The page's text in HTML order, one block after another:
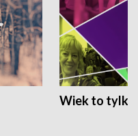
Wiek to tylko